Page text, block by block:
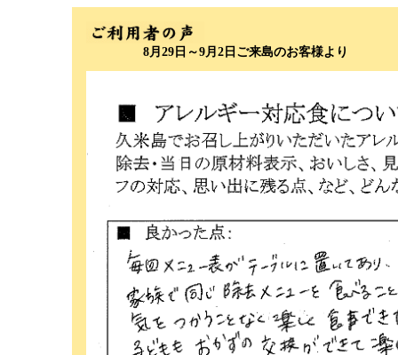
8月29日～9月2日ご来島のお客様より